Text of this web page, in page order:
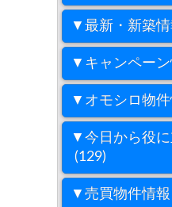
▼最新・新築
▼キャンペー
▼オモシロ物
▼今日から役に
(129)
▼売買物件情